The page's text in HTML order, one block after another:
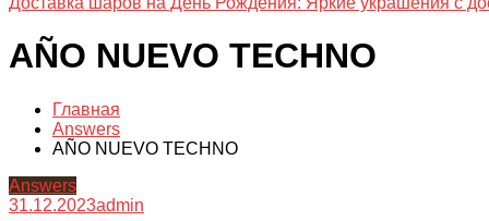
AÑO NUEVO TECHNO
Главная
Answers
AÑO NUEVO TECHNO
Answers
31.12.2023admin